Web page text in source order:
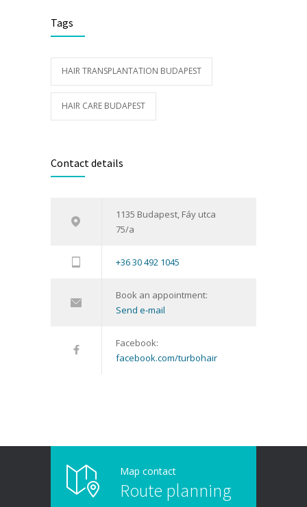
Tags
HAIR TRANSPLANTATION BUDAPEST
HAIR CARE BUDAPEST
Contact details
1135 Budapest, Fáy utca
75/a
+36 30 492 1045
Book an appointment:
Send e-mail
Facebook:
facebook.com/turbohair
Map contact
Route planning